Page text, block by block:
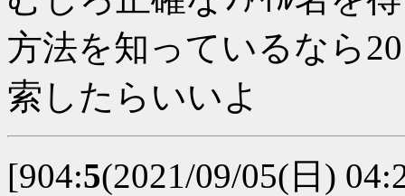
方法を知っているなら
索したらいいよ
[904:5(2021/09/05(日)